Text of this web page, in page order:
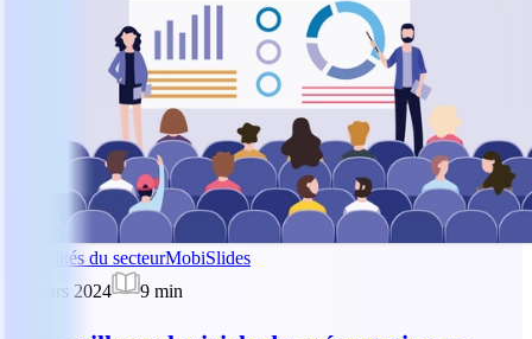
Actualités du secteurMobiSlides
28 mars 2024
9 min